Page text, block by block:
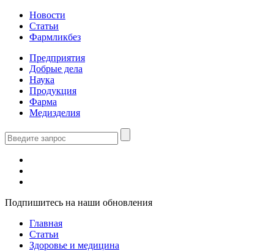
Новости
Статьи
Фармликбез
Предприятия
Добрые дела
Наука
Продукция
Фарма
Медизделия
Подпишитесь на наши обновления
Главная
Статьи
Здоровье и медицина